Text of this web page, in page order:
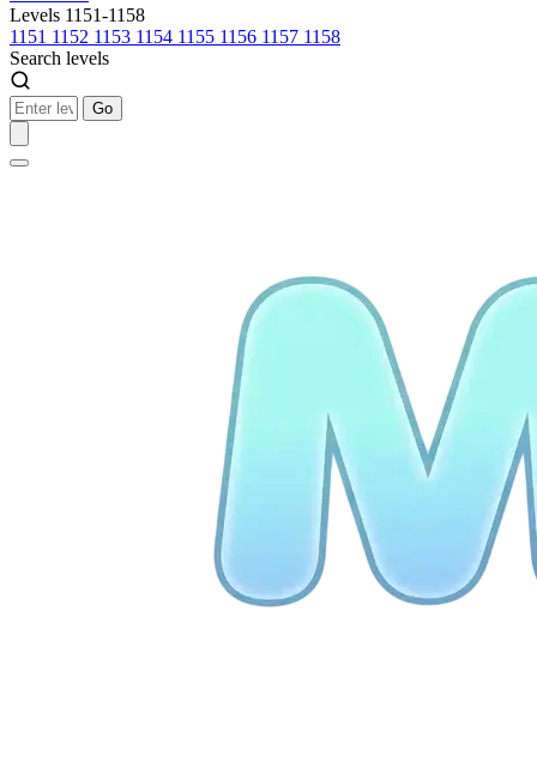
Levels 1151-1158
1151 1152 1153 1154 1155 1156 1157 1158
Search levels
Go